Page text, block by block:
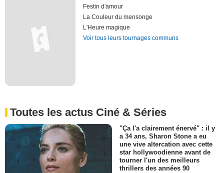
Festin d'amour
La Couleur du mensonge
L'Heure magique
Voir tous leurs tournages communs
Toutes les actus Ciné & Séries
"Ça l'a clairement énervé" : il y
a 34 ans, Sharon Stone a eu
une vive altercation avec cette
star hollywoodienne avant de
tourner l'un des meilleurs
thrillers des années 90